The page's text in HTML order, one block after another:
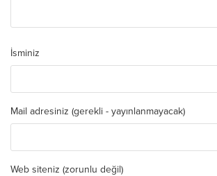
İsminiz
Mail adresiniz (gerekli - yayınlanmayacak)
Web siteniz (zorunlu değil)